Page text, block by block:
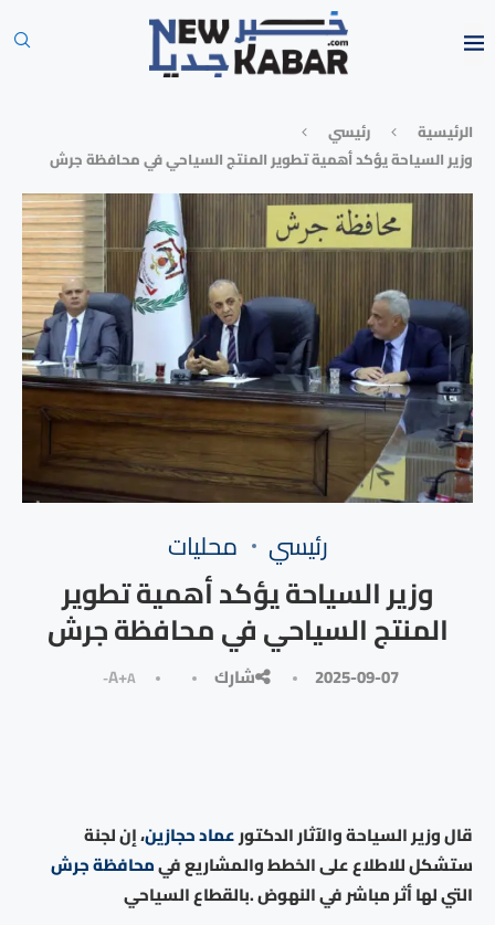
الرئيسية
رئيسي
وزير السياحة يؤكد أهمية تطوير المنتج السياحي في محافظة جرش
رئيسي محليات
وزير السياحة يؤكد أهمية تطوير
المنتج السياحي في محافظة جرش
2025-09-07 شارك A+A-
قال وزير السياحة والآثار الدكتورعماد حجازين، إن لجنة
ستشكل للاطلاع على الخطط والمشاريع فيمحافظة جرش
التي لها أثر مباشر في النهوض .بالقطاع السياحي